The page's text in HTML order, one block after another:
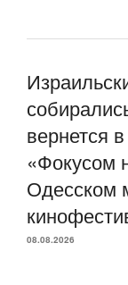
вернется
«Фокусом
Одесском
08.08.2026